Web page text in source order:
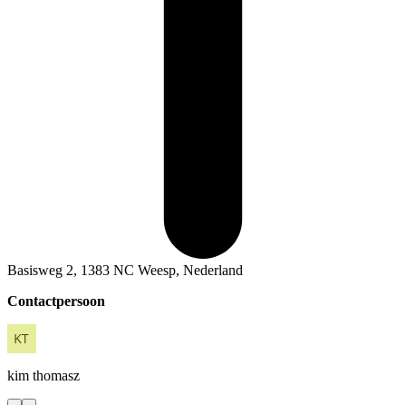
Basisweg 2, 1383 NC Weesp, Nederland
Contactpersoon
kim thomasz